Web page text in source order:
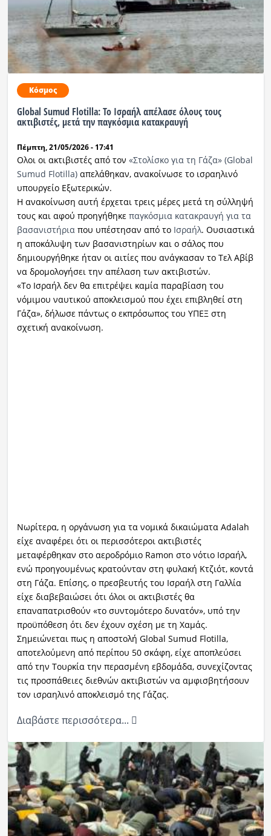
Κόσμος
Global Sumud Flotilla: Το Ισραήλ απέλασε όλους τους
ακτιβιστές, μετά την παγκόσμια κατακραυγή
Πέμπτη, 21/05/2026 - 17:41
Ολοι οι ακτιβιστές από τον «Στολίσκο για τη Γάζα» (Global
Sumud Flotilla)απελάθηκαν, ανακοίνωσε το ισραηλινό
υπουργείο Εξωτερικών.
Η ανακοίνωση αυτή έρχεται τρεις μέρες μετά τη σύλληψή
τους και αφού προηγήθηκε παγκόσμια κατακραυγή για τα
βασανιστήρια που υπέστησαν από το Ισραήλ. Ουσιαστικά
η αποκάλυψη των βασανιστηρίων και ο σάλος που
δημιουργήθηκε ήταν οι αιτίες που ανάγκασαν το Τελ Αβίβ
να δρομολογήσει την απέλαση των ακτιβιστών.
«Το Ισραήλ δεν θα επιτρέψει καμία παραβίαση του
νόμιμου ναυτικού αποκλεισμού που έχει επιβληθεί στη
Γάζα», δήλωσε πάντως ο εκπρόσωπος του ΥΠΕΞ στη
σχετική ανακοίνωση.
Νωρίτερα, η οργάνωση για τα νομικά δικαιώματα Adalah
είχε αναφέρει ότι οι περισσότεροι ακτιβιστές
μεταφέρθηκαν στο αεροδρόμιο Ramon στο νότιο Ισραήλ,
ενώ προηγουμένως κρατούνταν στη φυλακή Κτζιότ, κοντά
στη Γάζα. Επίσης, ο πρεσβευτής του Ισραήλ στη Γαλλία
είχε διαβεβαιώσει ότι όλοι οι ακτιβιστές θα
επαναπατρισθούν «το συντομότερο δυνατόν», υπό την
προϋπόθεση ότι δεν έχουν σχέση με τη Χαμάς.
Σημειώνεται πως η αποστολή Global Sumud Flotilla,
αποτελούμενη από περίπου 50 σκάφη, είχε αποπλεύσει
από την Τουρκία την περασμένη εβδομάδα, συνεχίζοντας
τις προσπάθειες διεθνών ακτιβιστών να αμφισβητήσουν
τον ισραηλινό αποκλεισμό της Γάζας.
Διαβάστε περισσότερα...